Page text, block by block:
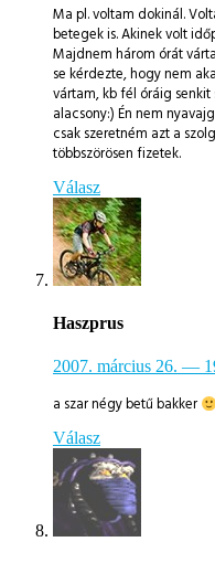
Ma pl. voltam dokinál.
betegek is. Akinek volt
Majdnem három órát
se kérdezte, hogy nem
vártam, kb fél óráig
alacsony:) Én nem
csak szeretném azt a
többszörösen fizetek.
Válasz
Haszprus
2007. március 26. —
a szar négy betű bakker
Válasz